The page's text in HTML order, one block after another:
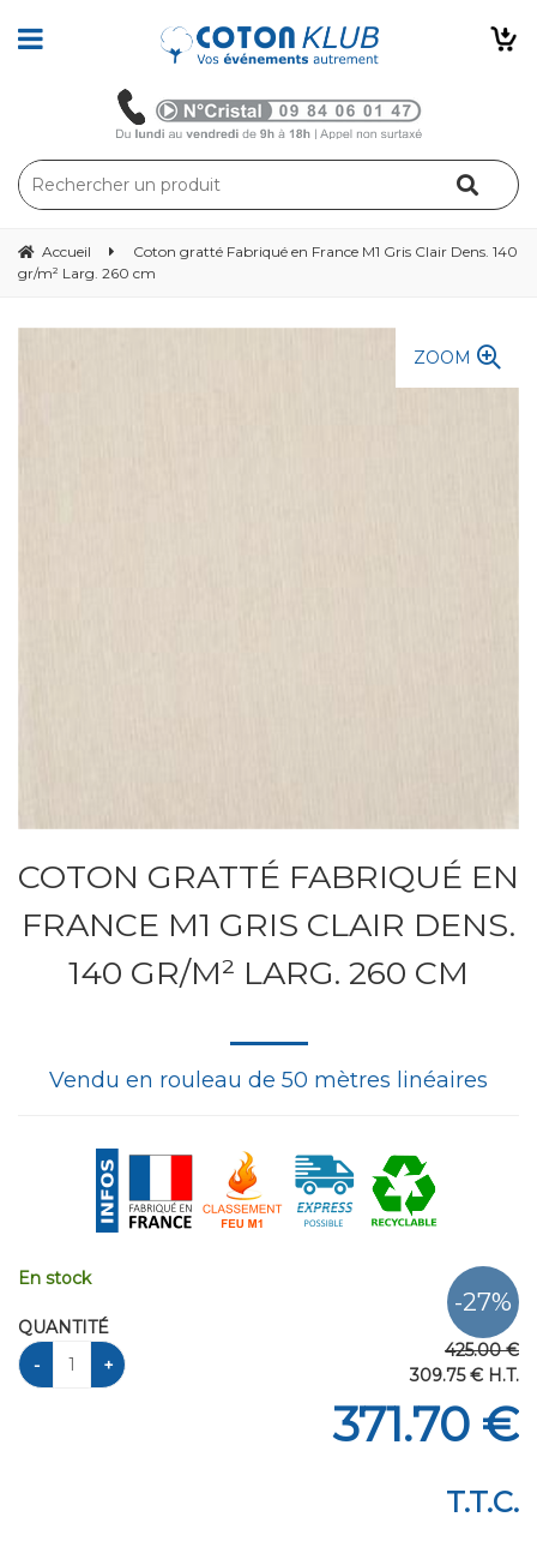
Accueil
Coton gratté Fabriqué en France M1 Gris Clair Dens. 140
gr/m² Larg. 260 cm
ZOOM
COTON GRATTÉ FABRIQUÉ EN
FRANCE M1 GRIS CLAIR DENS.
140 GR/M² LARG. 260 CM
Vendu en rouleau de 50 mètres linéaires
425.00 €
309.75€ H.T.
371.70 €
T.T.C.
En stock
QUANTITÉ